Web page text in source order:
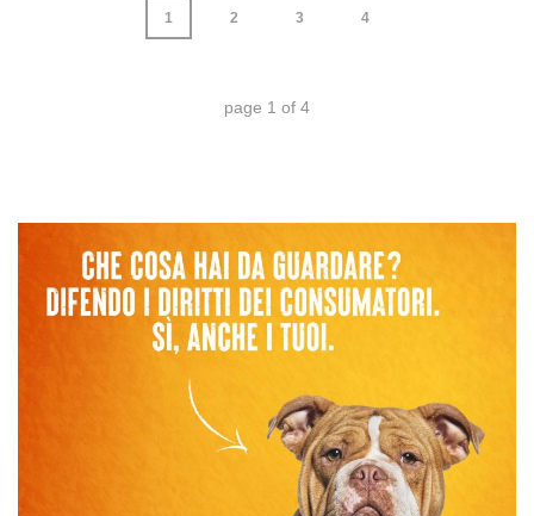
1 2 3 4
page 1 of 4